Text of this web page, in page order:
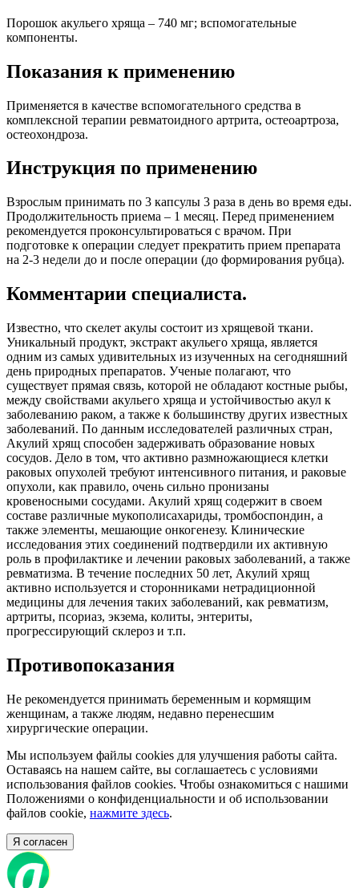
Порошок акульего хряща – 740 мг; вспомогательные
компоненты.
Показания к применению
Применяется в качестве вспомогательного средства в
комплексной терапии ревматоидного артрита, остеоартроза,
остеохондроза.
Инструкция по применению
Взрослым принимать по 3 капсулы 3 раза в день во время еды.
Продолжительность приема – 1 месяц. Перед применением
рекомендуется проконсультироваться с врачом. При
подготовке к операции следует прекратить прием препарата
на 2-3 недели до и после операции (до формирования рубца).
Комментарии специалиста.
Известно, что скелет акулы состоит из хрящевой ткани.
Уникальный продукт, экстракт акульего хряща, является
одним из самых удивительных из изученных на сегодняшний
день природных препаратов. Ученые полагают, что
существует прямая связь, которой не обладают костные рыбы,
между свойствами акульего хряща и устойчивостью акул к
заболеванию раком, а также к большинству других известных
заболеваний. По данным исследователей различных стран,
Акулий хрящ способен задерживать образование новых
сосудов. Дело в том, что активно размножающиеся клетки
раковых опухолей требуют интенсивного питания, и раковые
опухоли, как правило, очень сильно пронизаны
кровеносными сосудами. Акулий хрящ содержит в своем
составе различные мукополисахариды, тромбоспондин, а
также элементы, мешающие онкогенезу. Клинические
исследования этих соединений подтвердили их активную
роль в профилактике и лечении раковых заболеваний, а также
ревматизма. В течение последних 50 лет, Акулий хрящ
активно используется и сторонниками нетрадиционной
медицины для лечения таких заболеваний, как ревматизм,
артриты, псориаз, экзема, колиты, энтериты,
прогрессирующий склероз и т.п.
Противопоказания
Не рекомендуется принимать беременным и кормящим
женщинам, а также людям, недавно перенесшим
хирургические операции.
Мы используем файлы cookies для улучшения работы сайта.
Оставаясь на нашем сайте, вы соглашаетесь с условиями
использования файлов cookies. Чтобы ознакомиться с нашими
Положениями о конфиденциальности и об использовании
файлов cookie, нажмите здесь.
Я согласен